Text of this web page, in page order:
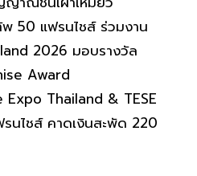
50 แฟรนไชส์ ร่วมงาน
2026 มอบรางวัล
Award
Expo Thailand & TESE
ไชส์ คาดเงินสะพัด 220